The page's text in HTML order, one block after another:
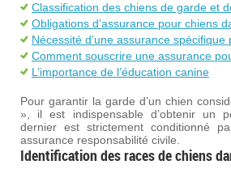
Classification des chiens de garde et
Obligations d’assurance pour chiens
Nécessité d’une assurance
Comment souscrire une assurance
L’importance de l’éducation canine
Pour garantir la garde d’un chien
», il est indispensable d’obtenir un
dernier est strictement conditionné
assurance responsabilité civile.
Identification des races de chiens